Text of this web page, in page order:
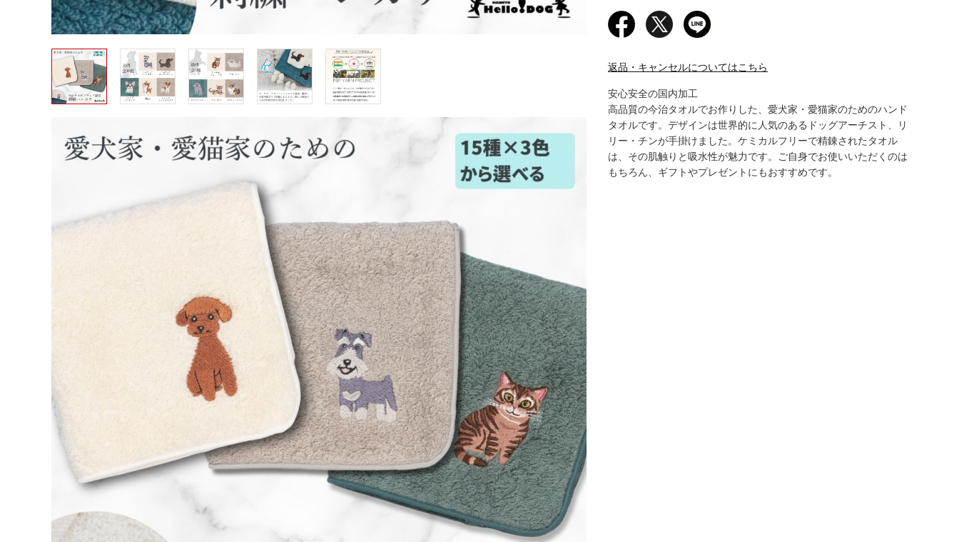
返品・キャンセルについてはこちら
安心安全の国内加工
高品質の今治タオルでお作りした、愛犬家・愛猫家のためのハンド
タオルです。デザインは世界的に人気のあるドッグアーチスト、リ
リー・チンが手掛けました。ケミカルフリーで精錬されたタオル
は、その肌触りと吸水性が魅力です。ご自身でお使いいただくのは
もちろん、ギフトやプレゼントにもおすすめです。